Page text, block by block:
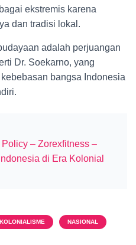
ekstremis karena
dan tradisi lokal.
adalah perjuangan
Dr. Soekarno, yang
bangsa Indonesia
– Zorexfitness –
di Era Kolonial
KOLONIALISME NASIONAL